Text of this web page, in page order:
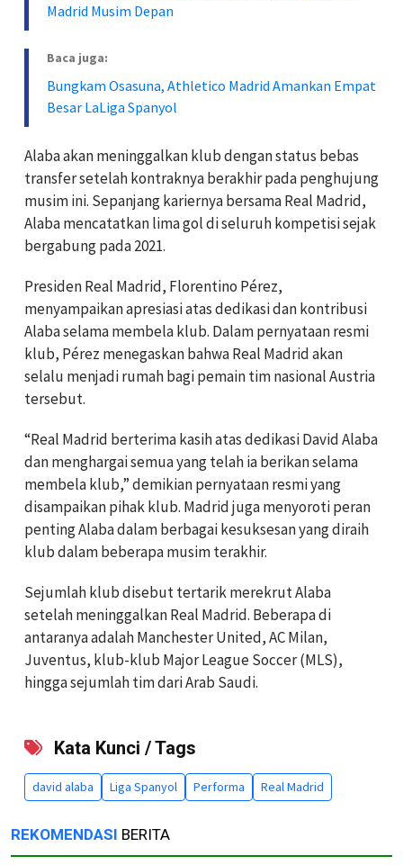
Madrid Musim Depan
Baca juga:
Bungkam Osasuna, Athletico Madrid Amankan Empat
Besar LaLiga Spanyol
Alaba akan meninggalkan klub dengan status bebas
transfer setelah kontraknya berakhir pada penghujung
musim ini. Sepanjang kariernya bersama Real Madrid,
Alaba mencatatkan lima gol di seluruh kompetisi sejak
bergabung pada 2021.
Presiden Real Madrid, Florentino Pérez,
menyampaikan apresiasi atas dedikasi dan kontribusi
Alaba selama membela klub. Dalam pernyataan resmi
klub, Pérez menegaskan bahwa Real Madrid akan
selalu menjadi rumah bagi pemain tim nasional Austria
tersebut.
“Real Madrid berterima kasih atas dedikasi David Alaba
dan menghargai semua yang telah ia berikan selama
membela klub,” demikian pernyataan resmi yang
disampaikan pihak klub. Madrid juga menyoroti peran
penting Alaba dalam berbagai kesuksesan yang diraih
klub dalam beberapa musim terakhir.
Sejumlah klub disebut tertarik merekrut Alaba
setelah meninggalkan Real Madrid. Beberapa di
antaranya adalah Manchester United, AC Milan,
Juventus, klub-klub Major League Soccer (MLS),
hingga sejumlah tim dari Arab Saudi.
Kata Kunci / Tags
david alaba Liga Spanyol Performa Real Madrid
REKOMENDASI BERITA